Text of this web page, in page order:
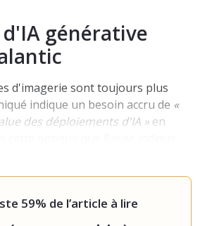
générative
d'imagerie sont toujours plus
indique un besoin accru de «
des déploiements d'IA » en
59% de l’article à lire